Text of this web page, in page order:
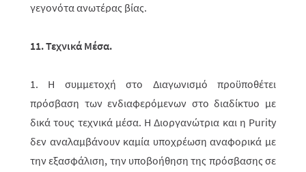
γεγονότα ανωτέρας βίας.
11. Τεχνικά Μέσα.
1. Η συμμετοχή στο Διαγωνισμό προϋποθέτει
πρόσβαση των ενδια­φερόμε­νων στο διαδίκτυο με
δικά τους τεχνικά μέσα. Η Διοργανώτρια και η Purity
δεν αναλαμβάνουν καμία υποχρέωση αναφορικά με
την εξασφάλιση, την υποβοήθηση της πρό­σβα­σης σε